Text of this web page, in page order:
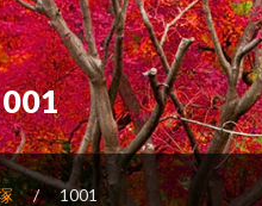
1001